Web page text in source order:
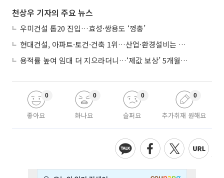
천상우 기자의 주요 뉴스
우미건설 톱20 진입…효성·쌍용도 ‘껑충’
현대건설, 아파트·토건·건축 1위…산업·환경설비는 삼성E&A
용적률 높여 임대 더 지으라더니…‘제값 보상’ 5개월째 국회에 발목
좋아요
0
화나요
0
슬퍼요
0
추가취재 원해요
0